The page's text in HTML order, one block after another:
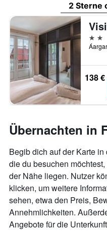
2 Sterne
2
138 €
Übernachten in
Begib dich auf der Karte
die du besuchen
der Nähe liegen. Nutzer
klicken, um weitere
sehen, etwa den Preis,
Annehmlichkeiten.
Angebote für die